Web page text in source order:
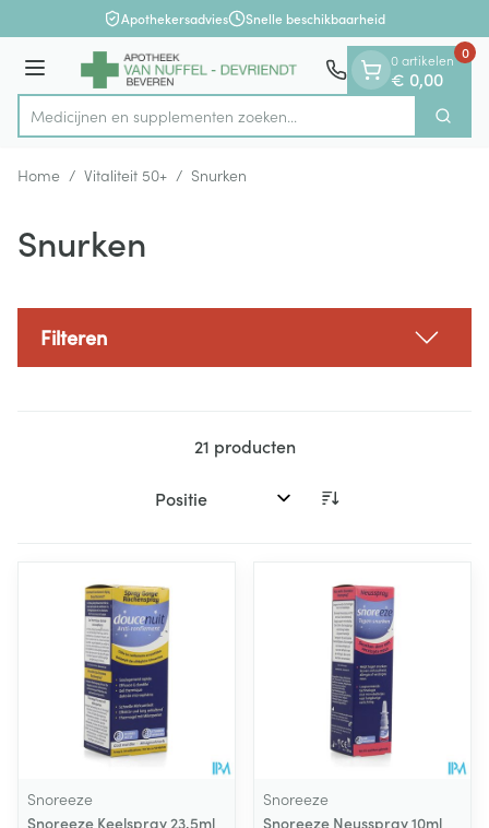
Ga naar de inhoudApothekersadvies Snelle beschikbaarheid
Menu
Product, merk, categorie...
Medicijnen en suppleme Zoek
0 artikelen
€ 0,00
0
Home / Vitaliteit 50+ / Snurken
Snurken
Filteren
21 producten
Sorteer op:
Snoreeze
Snoreeze Keelspray 23,5ml
Snoreeze
Snoreeze Neusspray 10ml